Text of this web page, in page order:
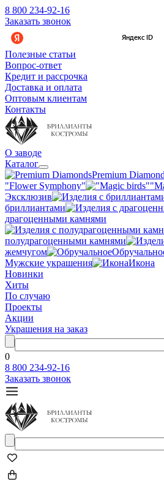
8 800 234-92-16
Заказать звонок
Полезные статьи
Вопрос-ответ
Кредит и рассрочка
Доставка и оплата
Оптовым клиентам
Контакты
О заводе
Каталог
Premium
"Flower Symphony"
Эксклюзив
бриллиантами
драгоценными камнями
полудрагоценными камнями
жемчугом
Мужские украшения
Икона
Новинки
Хиты
По случаю
Проекты
Акции
Украшения на заказ
0
8 800 234-92-16
Заказать звонок